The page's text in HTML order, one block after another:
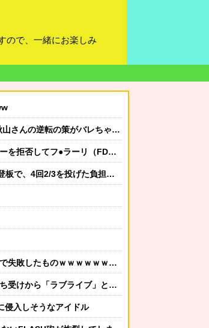
ので、一緒にお楽しみ
の逆転の策がバレちゃった！
ーリ（FDA）との契約を延長との情報
回2/3を投げた負担を考慮して
ｗｗｗｗｗｗｗｗｗｗｗｗｗｗｗｗｗ
ラブライブ」と呼ばれるｗｗｗｗ
侵入しそうなアイドル